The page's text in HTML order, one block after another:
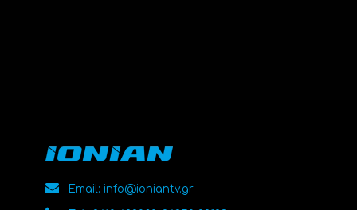
Email: info@ioniantv.gr